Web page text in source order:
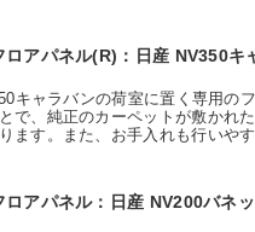
ロアパネル(R)：日産 NV350キ
キャラバンの荷室に置く専用の
で、純正のカーペットが敷かれ
ます。また、お手入れも行いやす
ロアパネル：日産 NV200バネッ